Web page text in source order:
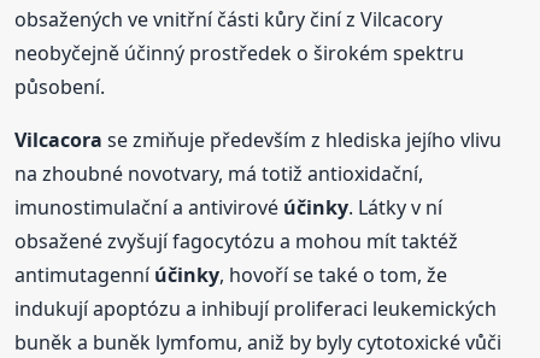
obsažených ve vnitřní části kůry činí z Vilcacory
neobyčejně účinný prostředek o širokém spektru
působení.
Vilcacora se zmiňuje především z hlediska jejího vlivu
na zhoubné novotvary, má totiž antioxidační,
imunostimulační a antivirové účinky. Látky v ní
obsažené zvyšují fagocytózu a mohou mít taktéž
antimutagenníúčinky, hovoří se také o tom, že
indukují apoptózu a inhibují proliferaci leukemických
buněk a buněk lymfomu, aniž by byly cytotoxické vůči